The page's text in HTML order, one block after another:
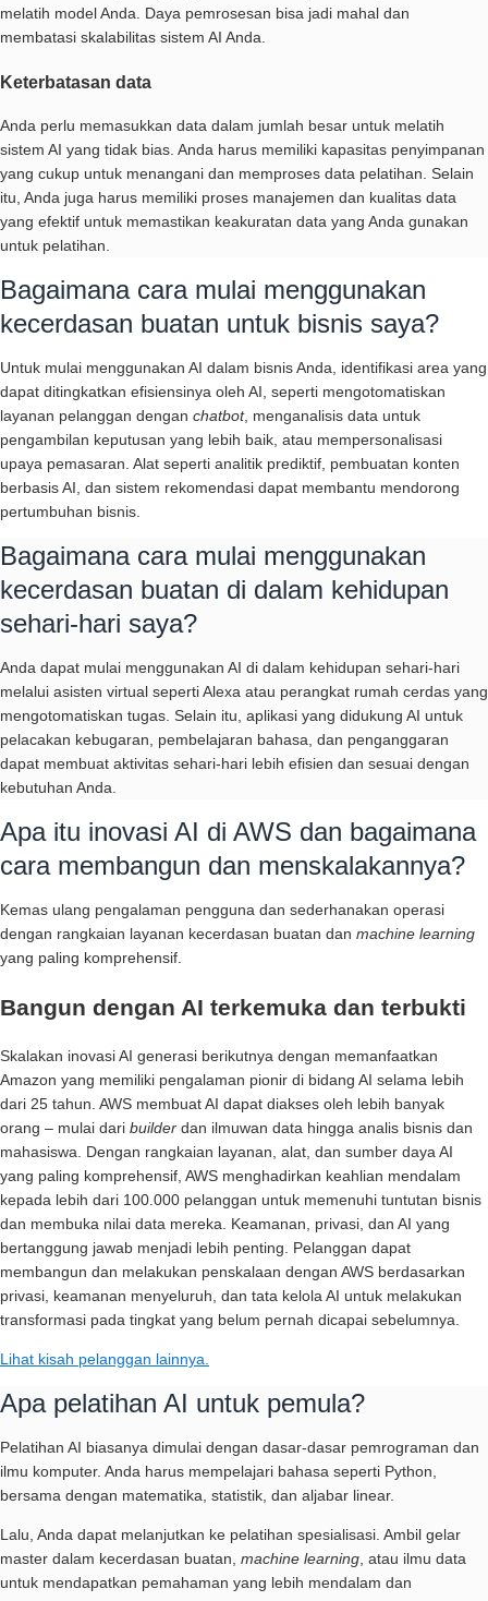
melatih model Anda. Daya pemrosesan bisa jadi mahal dan
membatasi skalabilitas sistem AI Anda.
Keterbatasan data
Anda perlu memasukkan data dalam jumlah besar untuk melatih
sistem AI yang tidak bias. Anda harus memiliki kapasitas penyimpanan
yang cukup untuk menangani dan memproses data pelatihan. Selain
itu, Anda juga harus memiliki proses manajemen dan kualitas data
yang efektif untuk memastikan keakuratan data yang Anda gunakan
untuk pelatihan.
Bagaimana cara mulai menggunakan
kecerdasan buatan untuk bisnis saya?
Untuk mulai menggunakan AI dalam bisnis Anda, identifikasi area yang
dapat ditingkatkan efisiensinya oleh AI, seperti mengotomatiskan
layanan pelanggan dengan chatbot, menganalisis data untuk
pengambilan keputusan yang lebih baik, atau mempersonalisasi
upaya pemasaran. Alat seperti analitik prediktif, pembuatan konten
berbasis AI, dan sistem rekomendasi dapat membantu mendorong
pertumbuhan bisnis.
Bagaimana cara mulai menggunakan
kecerdasan buatan di dalam kehidupan
sehari-hari saya?
Anda dapat mulai menggunakan AI di dalam kehidupan sehari-hari
melalui asisten virtual seperti Alexa atau perangkat rumah cerdas yang
mengotomatiskan tugas. Selain itu, aplikasi yang didukung AI untuk
pelacakan kebugaran, pembelajaran bahasa, dan penganggaran
dapat membuat aktivitas sehari-hari lebih efisien dan sesuai dengan
kebutuhan Anda.
Apa itu inovasi AI di AWS dan bagaimana
cara membangun dan menskalakannya?
Kemas ulang pengalaman pengguna dan sederhanakan operasi
dengan rangkaian layanan kecerdasan buatan dan machine learning
yang paling komprehensif.
Bangun dengan AI terkemuka dan terbukti
Skalakan inovasi AI generasi berikutnya dengan memanfaatkan
Amazon yang memiliki pengalaman pionir di bidang AI selama lebih
dari 25 tahun. AWS membuat AI dapat diakses oleh lebih banyak
orang – mulai dari builder dan ilmuwan data hingga analis bisnis dan
mahasiswa. Dengan rangkaian layanan, alat, dan sumber daya AI
yang paling komprehensif, AWS menghadirkan keahlian mendalam
kepada lebih dari 100.000 pelanggan untuk memenuhi tuntutan bisnis
dan membuka nilai data mereka. Keamanan, privasi, dan AI yang
bertanggung jawab menjadi lebih penting. Pelanggan dapat
membangun dan melakukan penskalaan dengan AWS berdasarkan
privasi, keamanan menyeluruh, dan tata kelola AI untuk melakukan
transformasi pada tingkat yang belum pernah dicapai sebelumnya.
Lihat kisah pelanggan lainnya.
Apa pelatihan AI untuk pemula?
Pelatihan AI biasanya dimulai dengan dasar-dasar pemrograman dan
ilmu komputer. Anda harus mempelajari bahasa seperti Python,
bersama dengan matematika, statistik, dan aljabar linear.
Lalu, Anda dapat melanjutkan ke pelatihan spesialisasi. Ambil gelar
master dalam kecerdasan buatan, machine learning , atau ilmu data
untuk mendapatkan pemahaman yang lebih mendalam dan